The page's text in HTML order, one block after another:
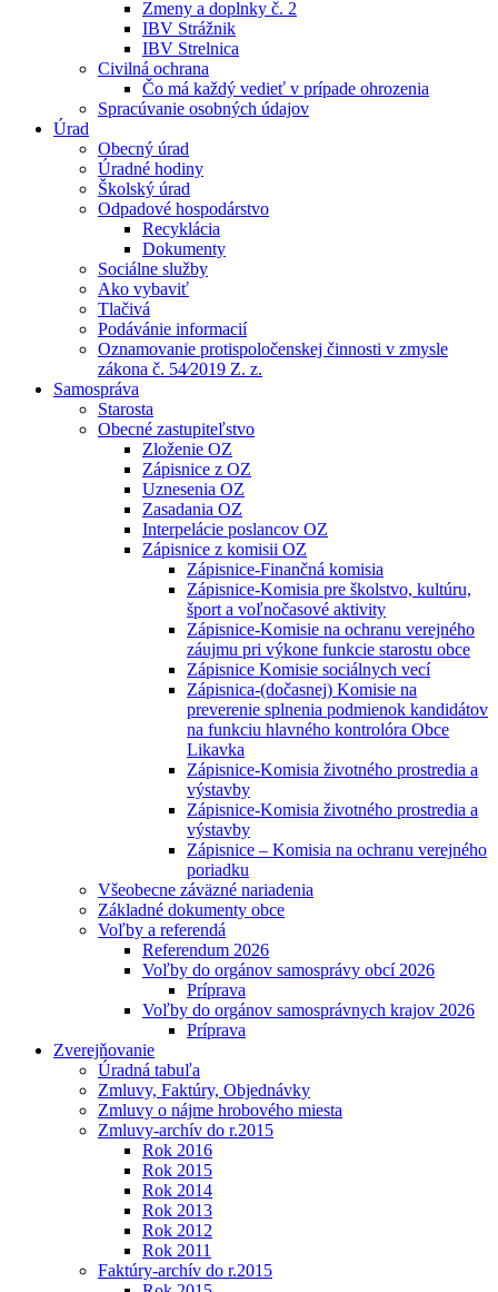
Zmeny a doplnky č. 2
IBV Strážnik
IBV Strelnica
Civilná ochrana
Čo má každý vedieť v prípade ohrozenia
Spracúvanie osobných údajov
Úrad
Obecný úrad
Úradné hodiny
Školský úrad
Odpadové hospodárstvo
Recyklácia
Dokumenty
Sociálne služby
Ako vybaviť
Tlačivá
Podávánie informacií
Oznamovanie protispoločenskej činnosti v zmysle
zákona č. 54⁄2019 Z. z.
Samospráva
Starosta
Obecné zastupiteľstvo
Zloženie OZ
Zápisnice z OZ
Uznesenia OZ
Zasadania OZ
Interpelácie poslancov OZ
Zápisnice z komisii OZ
Zápisnice-Finančná komisia
Zápisnice-Komisia pre školstvo, kultúru,
šport a voľnočasové aktivity
Zápisnice-Komisie na ochranu verejného
záujmu pri výkone funkcie starostu obce
Zápisnice Komisie sociálnych vecí
Zápisnica-(dočasnej) Komisie na
preverenie splnenia podmienok kandidátov
na funkciu hlavného kontrolóra Obce
Likavka
Zápisnice-Komisia životného prostredia a
výstavby
Zápisnice-Komisia životného prostredia a
výstavby
Zápisnice – Komisia na ochranu verejného
poriadku
Všeobecne záväzné nariadenia
Základné dokumenty obce
Voľby a referendá
Referendum 2026
Voľby do orgánov samosprávy obcí 2026
Príprava
Voľby do orgánov samosprávnych krajov 2026
Príprava
Zverejňovanie
Úradná tabuľa
Zmluvy, Faktúry, Objednávky
Zmluvy o nájme hrobového miesta
Zmluvy-archív do r.2015
Rok 2016
Rok 2015
Rok 2014
Rok 2013
Rok 2012
Rok 2011
Faktúry-archív do r.2015